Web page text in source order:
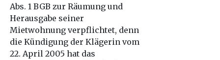
Abs. 1 BGB zur Räumung und
Herausgabe seiner
Mietwohnung verpflichtet, denn
die Kündigung der Klägerin vom
22. April 2005 hat das